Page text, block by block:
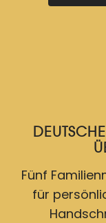
Fünf
für